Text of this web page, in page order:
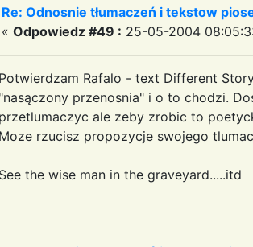
Re: Odnosnie tłumaczeń i tekstow
« Odpowiedz #49 : 25-05-2004
Potwierdzam Rafalo - text Different
"nasączony przenosnia" i o to chodzi.
przetlumaczyc ale zeby zrobic to
Moze rzucisz propozycje swojego
See the wise man in the graveyard.....itd